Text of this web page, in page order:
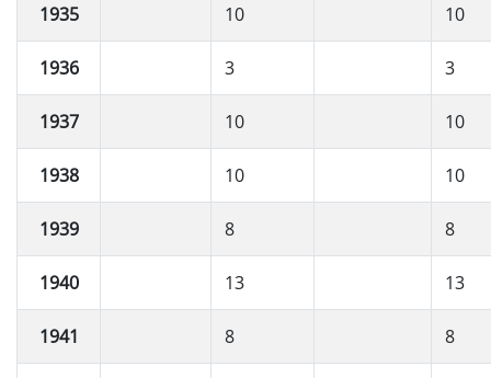
1935 10 10
1936 3 3
1937 10 10
1938 10 10
1939 8 8
1940 13 13
1941 8 8